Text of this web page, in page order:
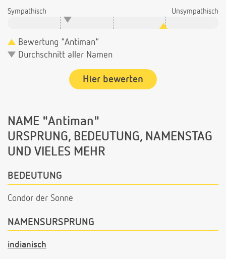
Sympathisch Unsympathisch
Bewertung "Antiman"
Durchschnitt aller Namen
Hier bewerten
NAME "Antiman"
URSPRUNG, BEDEUTUNG, NAMENSTAG
UND VIELES MEHR
BEDEUTUNG
Condor der Sonne
NAMENSURSPRUNG
indianisch